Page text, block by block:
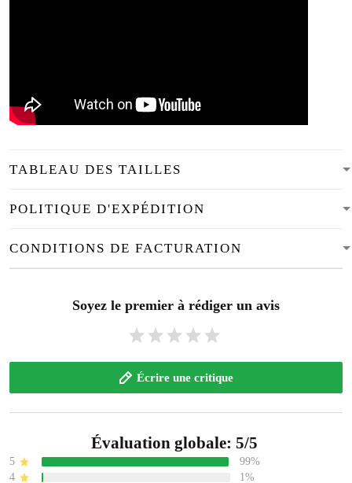
TABLEAU DES TAILLES
POLITIQUE D'EXPÉDITION
CONDITIONS DE FACTURATION
Soyez le premier à rédiger un avis
Écrire une critique
Évaluation globale: 5/5
5
99%
4
1%